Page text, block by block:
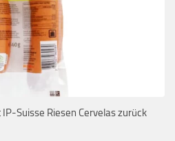
Suisse Riesen Cervelas zurück